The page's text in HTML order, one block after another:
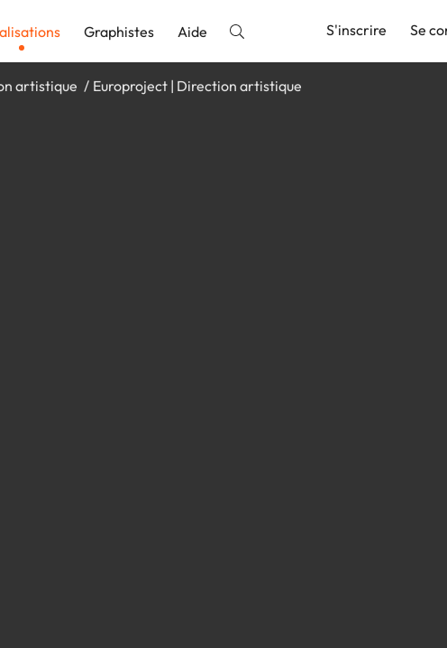
Graphistes Aide S'inscrire Se
artistique Europroject | Direction artistique